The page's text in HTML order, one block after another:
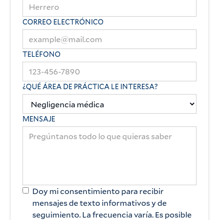
CORREO ELECTRÓNICO
TELÉFONO
¿QUÉ ÁREA DE PRÁCTICA LE INTERESA?
MENSAJE
Doy mi consentimiento para recibir
mensajes de texto informativos y de
seguimiento. La frecuencia varía. Es posible